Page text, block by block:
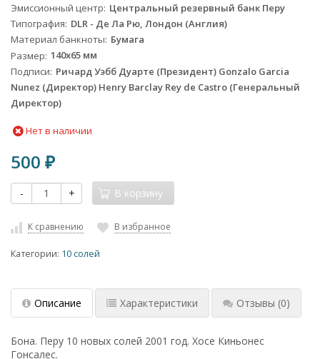
Эмиссионный центр Центральный резервный банк Перу
Типография DLR - Де Ла Рю, Лондон (Англия)
Материал банкноты Бумага
Размер 140х65 мм
Подписи Ричард Уэбб Дуарте (Президент) Gonzalo Garcia
Nunez (Директор) Henry Barclay Rey de Castro (Генеральный
Директор)
Нет в наличии
500 ₽
- + В корзину
К сравнению В избранное
Категории: 10 солей
Описание Характеристики Отзывы (0)
Бона. Перу 10 новых солей 2001 год. Хосе Киньонес
Гонсалес.